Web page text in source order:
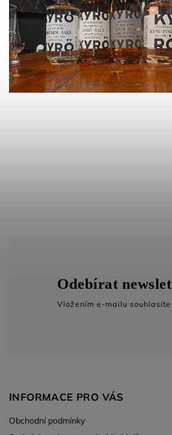
INFORMACE PRO VÁS
Obchodní podmínky
Odebírat
Vložením e-mailu souhlasíte